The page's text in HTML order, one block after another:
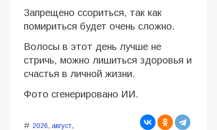
Запрещено ссориться, так как
помириться будет очень сложно.
Волосы в этот день лучше не
стричь, можно лишиться здоровья и
счастья в личной жизни.
Фото сгенерировано ИИ.
2026, август,